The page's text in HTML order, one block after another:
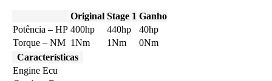
Original Stage 1 Ganho
Potência – HP 400hp 440hp
40hp
Torque – NM 1Nm 1Nm
0Nm
Características
Engine Ecu